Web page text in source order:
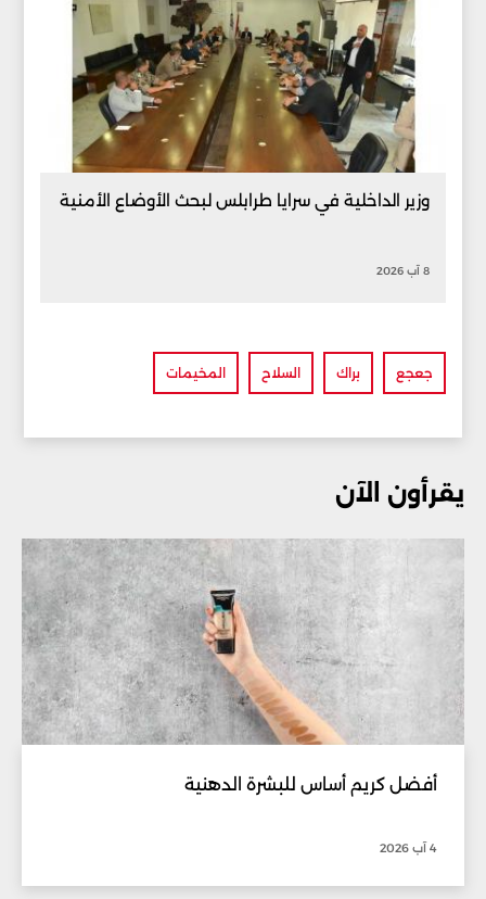
وزير الداخلية في سرايا طرابلس لبحث الأوضاع الأمنية
8 آب 2026
جعجع براك السلاح المخيمات
يقرأون الآن
أفضل كريم أساس للبشرة الدهنية
4 آب 2026